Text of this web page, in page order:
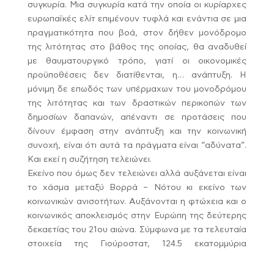
συγκυρία. Μια συγκυρία κατά την οποία οι κυρίαρχες
ευρωπαϊκές ελίτ επιμένουν τυφλά και ενάντια σε μια
πραγματικότητα που βοά, στον δήθεν μονόδρομο
της λιτότητας στο βάθος της οποίας, θα αναδυθεί
με θαυματουργικό τρόπο, γιατί οι οικονομικές
προϋποθέσεις δεν διατίθενται, η… ανάπτυξη. Η
μόνιμη δε επωδός των υπέρμαχων του μονοδρόμου
της λιτότητας και των δραστικών περικοπών των
δημοσίων δαπανών, απέναντι σε προτάσεις που
δίνουν έμφαση στην ανάπτυξη και την κοινωνική
συνοχή, είναι ότι αυτά τα πράγματα είναι “αδύνατα”.
Και εκεί η συζήτηση τελειώνει.
Εκείνο που όμως δεν τελειώνει αλλά αυξάνεται είναι
το χάσμα μεταξύ Βορρά – Νότου κι εκείνο των
κοινωνικών ανισοτήτων. Αυξάνονται η φτώχεια και ο
κοινωνικός αποκλεισμός στην Ευρώπη της δεύτερης
δεκαετίας του 21ου αιώνα. Σύμφωνα με τα τελευταία
στοιχεία της Γιούροστατ, 124.5 εκατομμύρια